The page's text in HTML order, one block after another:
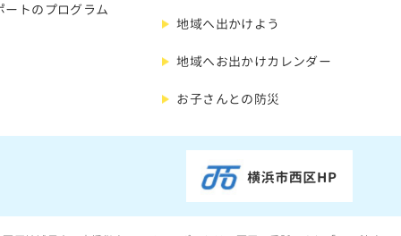
ートのプログラム
地域へ出かけよう
地域へお出かけカレンダー
お子さんとの防災